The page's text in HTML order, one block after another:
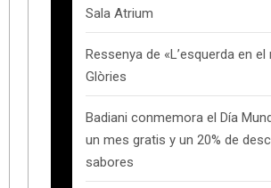
Sala Atrium
Ressenya de «L’esquerda en
Glòries
Badiani conmemora el Día
un mes gratis y un 20% de
sabores